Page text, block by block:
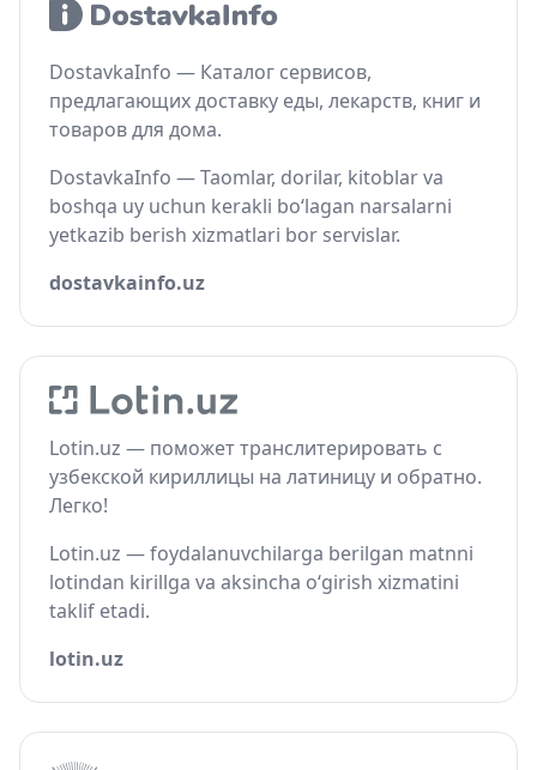
DostavkaInfo — Каталог сервисов,
предлагающих доставку еды, лекарств, книг и
товаров для дома.
DostavkaInfo — Taomlar, dorilar, kitoblar va
boshqa uy uchun kerakli bo‘lagan narsalarni
yetkazib berish xizmatlari bor servislar.
dostavkainfo.uz
Lotin.uz — поможет транслитерировать с
узбекской кириллицы на латиницу и обратно.
Легко!
Lotin.uz — foydalanuvchilarga berilgan matnni
lotindan kirillga va aksincha o‘girish xizmatini
taklif etadi.
lotin.uz